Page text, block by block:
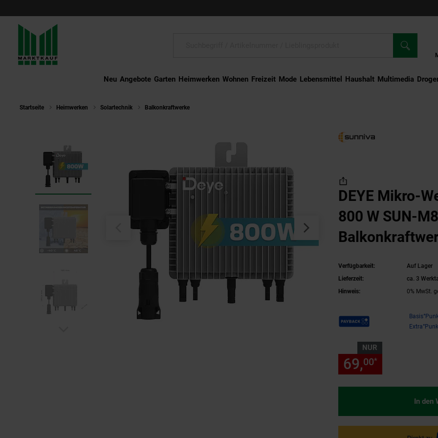
Neu Angebote Garten Heimwerken Wohnen Freizeit Mode Lebensmittel Haushalt Multimedia
Startseite Heimwerken Solartechnik Balkonkraftwerke
DEYE Mikro-
800 W SUN-
Installation, 2
Micro Inverter
Verfügbarkeit:
Auf Lager
Lieferzeit:
ca. 3
Hinweis:
0% MwSt.
Payback Punkte
NUR
69,00*
In den